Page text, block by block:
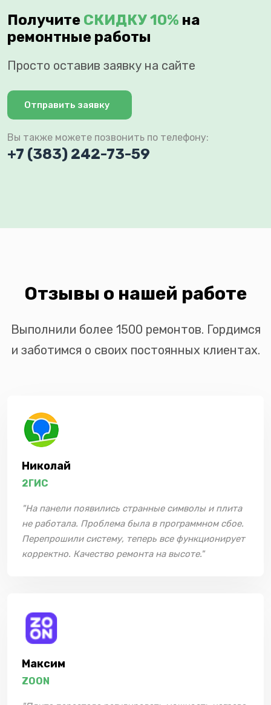
Получите СКИДКУ 10% на
ремонтные работы
Просто оставив заявку на сайте
Отправить заявку
Вы также можете позвонить по телефону:
+7 (383) 242-73-59
Отзывы о нашей работе
Выполнили более 1500 ремонтов. Гордимся
и заботимся о своих постоянных клиентах.
Николай
2ГИС
"На панели появились странные символы и плита
не работала. Проблема была в программном сбое.
Перепрошили систему, теперь все функционирует
корректно. Качество ремонта на высоте."
Максим
ZOON